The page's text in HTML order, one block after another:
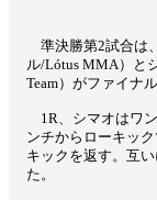
準決勝第2試合は
ル/Lótus MMA）と
Team）がファイナ
1R、シマオはワ
ンチからローキッ
キックを返す。互
た。